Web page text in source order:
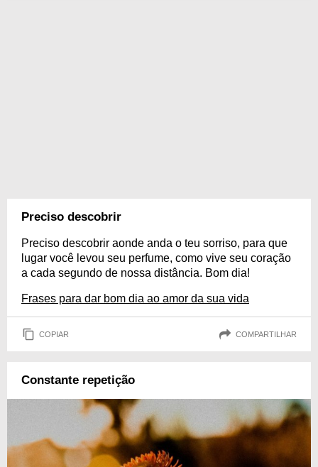
Preciso descobrir
Preciso descobrir aonde anda o teu sorriso, para que
lugar você levou seu perfume, como vive seu coração
a cada segundo de nossa distância. Bom dia!
Frases para dar bom dia ao amor da sua vida
COPIAR COMPARTILHAR
Constante repetição